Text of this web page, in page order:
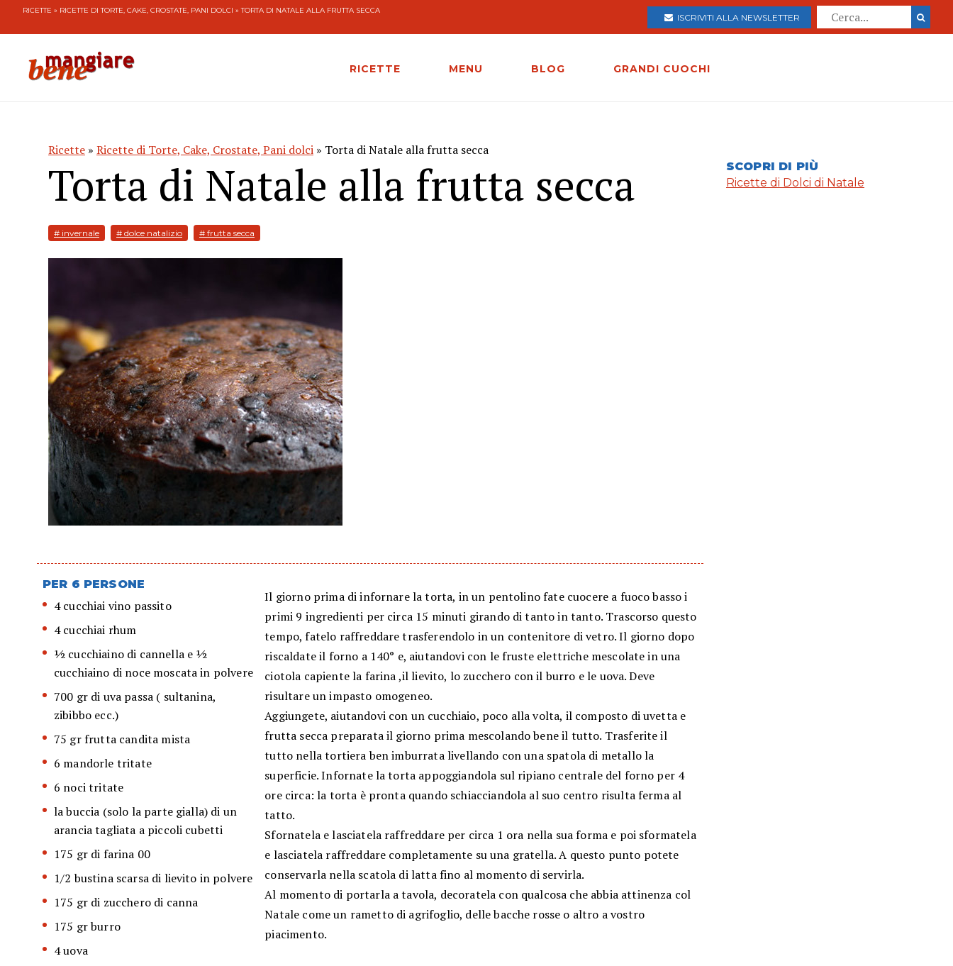
RICETTE » RICETTE DI TORTE, CAKE, CROSTATE, PANI DOLCI » TORTA DI NATALE ALLA FRUTTA SECCA
ISCRIVITI ALLA NEWSLETTER
RICETTE MENU BLOG GRANDI CUOCHI
Ricette » Ricette di Torte, Cake, Crostate, Pani dolci » Torta di Natale alla frutta secca
Torta di Natale alla frutta secca
# invernale # dolce natalizio # frutta secca
PER 6 PERSONE
4 cucchiai vino passito
4 cucchiai rhum
½ cucchiaino di cannella e ½
cucchiaino di noce moscata in polvere
700 gr di uva passa ( sultanina,
zibibbo ecc.)
75 gr frutta candita mista
6 mandorle tritate
6 noci tritate
la buccia (solo la parte gialla) di un
arancia tagliata a piccoli cubetti
175 gr di farina 00
1/2 bustina scarsa di lievito in polvere
175 gr di zucchero di canna
175 gr burro
4 uova
Il giorno prima di infornare la torta, in un pentolino fate cuocere a fuoco basso i
primi 9 ingredienti per circa 15 minuti girando di tanto in tanto. Trascorso questo
tempo, fatelo raffreddare trasferendolo in un contenitore di vetro. Il giorno dopo
riscaldate il forno a 140° e, aiutandovi con le fruste elettriche mescolate in una
ciotola capiente la farina ,il lievito, lo zucchero con il burro e le uova. Deve
risultare un impasto omogeneo.
Aggiungete, aiutandovi con un cucchiaio, poco alla volta, il composto di uvetta e
frutta secca preparata il giorno prima mescolando bene il tutto. Trasferite il
tutto nella tortiera ben imburrata livellando con una spatola di metallo la
superficie. Infornate la torta appoggiandola sul ripiano centrale del forno per 4
ore circa: la torta è pronta quando schiacciandola al suo centro risulta ferma al
tatto.
Sfornatela e lasciatela raffreddare per circa 1 ora nella sua forma e poi sformatela
e lasciatela raffreddare completamente su una gratella. A questo punto potete
conservarla nella scatola di latta fino al momento di servirla.
Al momento di portarla a tavola, decoratela con qualcosa che abbia attinenza col
Natale come un rametto di agrifoglio, delle bacche rosse o altro a vostro
piacimento.
SCOPRI DI PIÙ
Ricette di Dolci di Natale